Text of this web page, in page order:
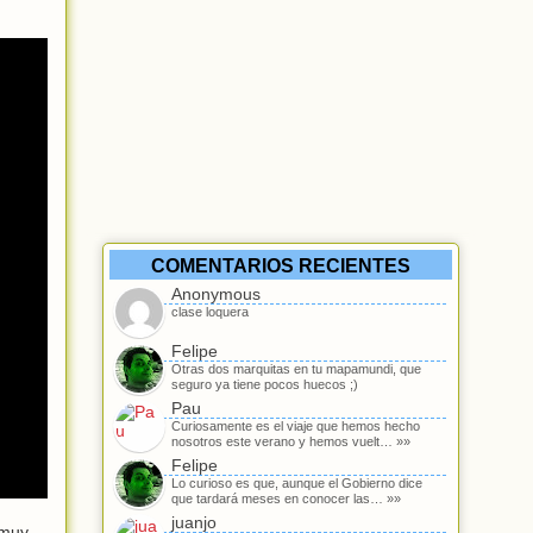
COMENTARIOS RECIENTES
Anonymous
clase loquera
Felipe
Otras dos marquitas en tu mapamundi, que
seguro ya tiene pocos huecos ;)
Pau
Curiosamente es el viaje que hemos hecho
nosotros este verano y hemos vuelt… »»
Felipe
Lo curioso es que, aunque el Gobierno dice
que tardará meses en conocer las… »»
juanjo